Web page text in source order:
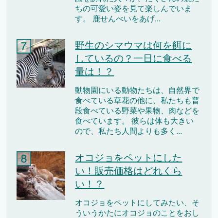
ちの可愛い姿を見て楽しんでいま
す。 鹿せんべいをあげ...
野生のシマウマは何を餌に
しているの？一日に食べる
量は！？
動物園にいる動物たちは、自然界で
食べている草花の他に、私たちも普
段食べている野菜や果物、肉などを
食べています。 彼らは体も大きい
ので、私たち人間よりも多く...
オコジョをペットにした
い！販売価格はどれくら
い！？
オコジョをペットにしてみたい、そ
ういうかたにオコジョのことをおし